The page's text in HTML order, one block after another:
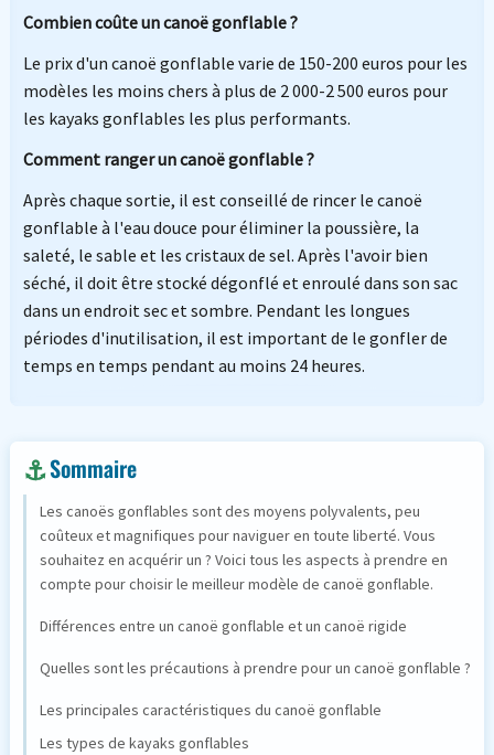
Combien coûte un canoë gonflable ?
Le prix d'un canoë gonflable varie de 150-200 euros pour les
modèles les moins chers à plus de 2 000-2 500 euros pour
les kayaks gonflables les plus performants.
Comment ranger un canoë gonflable ?
Après chaque sortie, il est conseillé de rincer le canoë
gonflable à l'eau douce pour éliminer la poussière, la
saleté, le sable et les cristaux de sel. Après l'avoir bien
séché, il doit être stocké dégonflé et enroulé dans son sac
dans un endroit sec et sombre. Pendant les longues
périodes d'inutilisation, il est important de le gonfler de
temps en temps pendant au moins 24 heures.
Sommaire
Les canoës gonflables sont des moyens polyvalents, peu
coûteux et magnifiques pour naviguer en toute liberté. Vous
souhaitez en acquérir un ? Voici tous les aspects à prendre en
compte pour choisir le meilleur modèle de canoë gonflable.
Différences entre un canoë gonflable et un canoë rigide
Quelles sont les précautions à prendre pour un canoë gonflable ?
Les principales caractéristiques du canoë gonflable
Les types de kayaks gonflables